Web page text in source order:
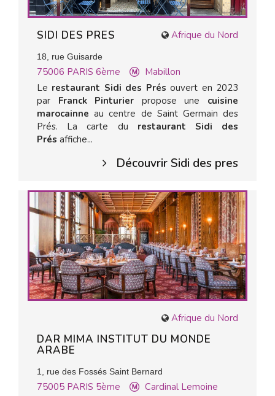
Afrique du Nord
SIDI DES PRES
18, rue Guisarde
75006 PARIS 6ème
Mabillon
Le restaurant Sidi des Présouvert en 2023
par Franck Pinturier propose une cuisine
marocainne au centre de Saint Germain des
Prés. La carte du restaurant Sidi des
Prés affiche...
Découvrir Sidi des pres
Afrique du Nord
DAR MIMA INSTITUT DU MONDE
ARABE
1, rue des Fossés Saint Bernard
75005 PARIS 5ème
Cardinal Lemoine